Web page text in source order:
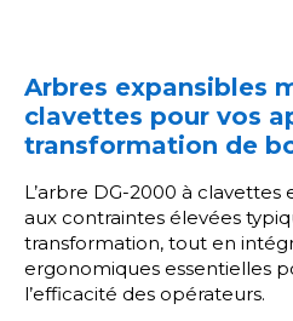
Arbres expansibles
clavettes pour vos
transformation de
L’arbre DG-2000 à
aux contraintes élevées
transformation, tout en
ergonomiques essentielles
l’efficacité des opérateurs.